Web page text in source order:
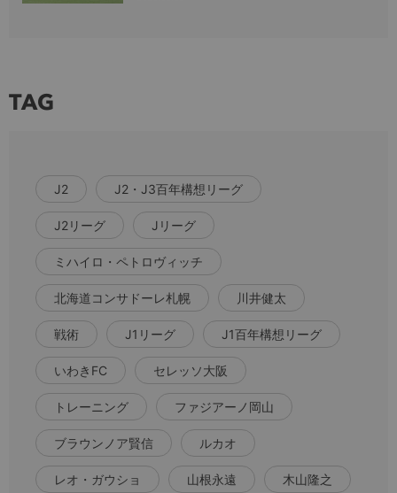
TAG
J2 J2・J3百年構想リーグ
J2リーグ Jリーグ
ミハイロ・ペトロヴィッチ
北海道コンサドーレ札幌 川井健太
戦術 J1リーグ J1百年構想リーグ
いわきFC セレッソ大阪
トレーニング ファジアーノ岡山
ブラウンノア賢信 ルカオ
レオ・ガウショ 山根永遠 木山隆之